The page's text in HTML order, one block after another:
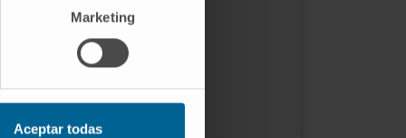
Marketing
Aceptar todas
Más información
ORCID